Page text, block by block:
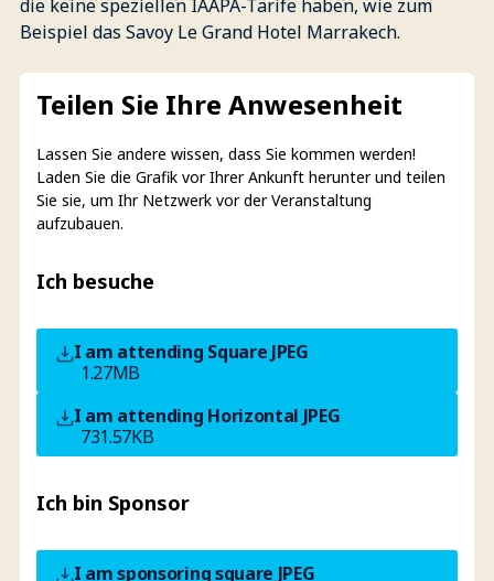
die keine speziellen IAAPA-Tarife haben, wie zum
Beispiel das Savoy Le Grand Hotel Marrakech.
Teilen Sie Ihre Anwesenheit
Lassen Sie andere wissen, dass Sie kommen werden!
Laden Sie die Grafik vor Ihrer Ankunft herunter und teilen
Sie sie, um Ihr Netzwerk vor der Veranstaltung
aufzubauen.
Ich besuche
I am attending Square JPEG
1.27MB
I am attending Horizontal JPEG
731.57KB
Ich bin Sponsor
I am sponsoring square JPEG